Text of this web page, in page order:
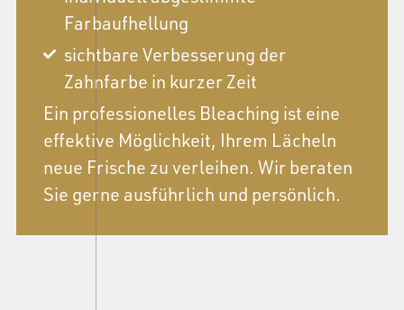
Farbaufhellung
sichtbare Verbesserung der
Zahnfarbe in kurzer Zeit
Ein professionelles Bleaching ist eine
effektive Möglichkeit, Ihrem Lächeln
neue Frische zu verleihen. Wir beraten
Sie gerne ausführlich und persönlich.